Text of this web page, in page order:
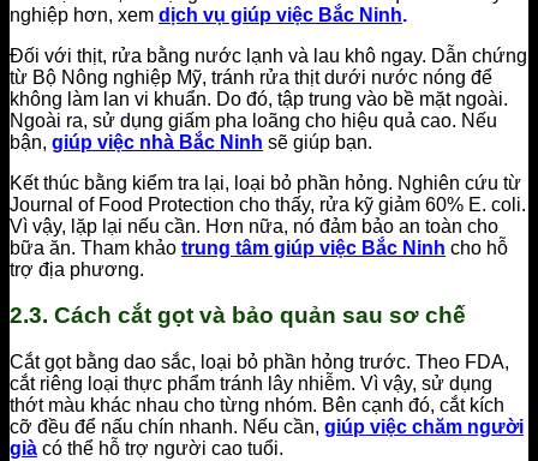
nghiệp hơn, xem dịch vụ giúp việc Bắc Ninh.
Đối với thịt, rửa bằng nước lạnh và lau khô ngay. Dẫn chứng
từ Bộ Nông nghiệp Mỹ, tránh rửa thịt dưới nước nóng để
không làm lan vi khuẩn. Do đó, tập trung vào bề mặt ngoài.
Ngoài ra, sử dụng giấm pha loãng cho hiệu quả cao. Nếu
bận, giúp việc nhà Bắc Ninh sẽ giúp bạn.
Kết thúc bằng kiểm tra lại, loại bỏ phần hỏng. Nghiên cứu từ
Journal of Food Protection cho thấy, rửa kỹ giảm 60% E. coli.
Vì vậy, lặp lại nếu cần. Hơn nữa, nó đảm bảo an toàn cho
bữa ăn. Tham khảo trung tâm giúp việc Bắc Ninh cho hỗ
trợ địa phương.
2.3. Cách cắt gọt và bảo quản sau sơ chế
Cắt gọt bằng dao sắc, loại bỏ phần hỏng trước. Theo FDA,
cắt riêng loại thực phẩm tránh lây nhiễm. Vì vậy, sử dụng
thớt màu khác nhau cho từng nhóm. Bên cạnh đó, cắt kích
cỡ đều để nấu chín nhanh. Nếu cần, giúp việc chăm người
già có thể hỗ trợ người cao tuổi.